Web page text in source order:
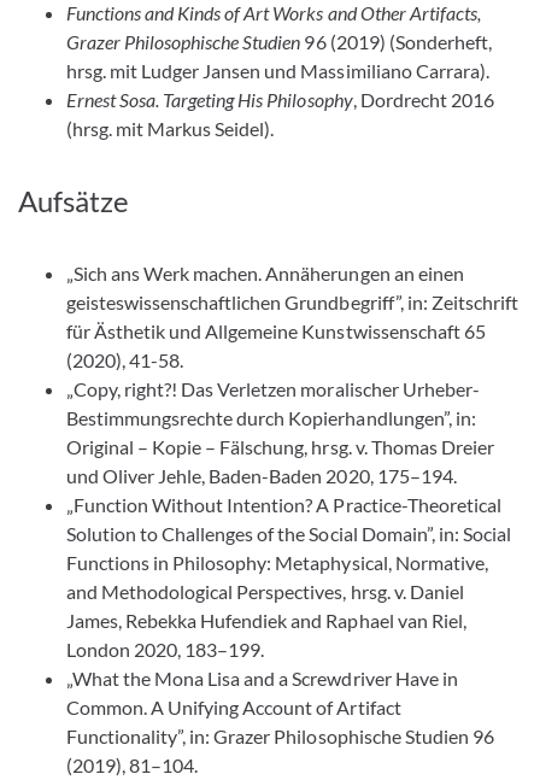
Functions and Kinds of Art Works and Other Artifacts,
Grazer Philosophische Studien 96 (2019) (Sonderheft,
hrsg. mit Ludger Jansen und Massimiliano Carrara).
Ernest Sosa. Targeting His Philosophy, Dordrecht 2016
(hrsg. mit Markus Seidel).
Aufsätze
„Sich ans Werk machen. Annäherungen an einen
geisteswissenschaftlichen Grundbegriff”, in: Zeitschrift
für Ästhetik und Allgemeine Kunstwissenschaft 65
(2020), 41-58.
„Copy, right?! Das Verletzen moralischer Urheber-
Bestimmungsrechte durch Kopierhandlungen”, in:
Original – Kopie – Fälschung, hrsg. v. Thomas Dreier
und Oliver Jehle, Baden-Baden 2020, 175–194.
„Function Without Intention? A Practice-Theoretical
Solution to Challenges of the Social Domain”, in: Social
Functions in Philosophy: Metaphysical, Normative,
and Methodological Perspectives, hrsg. v. Daniel
James, Rebekka Hufendiek and Raphael van Riel,
London 2020, 183–199.
„What the Mona Lisa and a Screwdriver Have in
Common. A Unifying Account of Artifact
Functionality”, in: Grazer Philosophische Studien 96
(2019), 81–104.